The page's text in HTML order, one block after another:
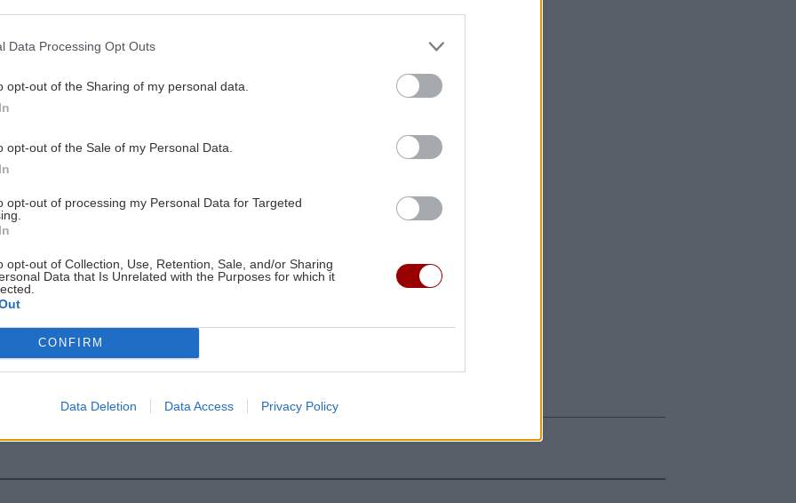
Data Processing Opt Outs
opt-out of the Sharing of my personal data.
opt-out of the Sale of my Personal Data.
opt-out of processing my Personal Data for Targeted
opt-out of Collection, Use, Retention, Sale, and/or Sharing
Data that Is Unrelated with the Purposes for which it
CONFIRM
Data Deletion Data Access Privacy Policy
Κυψέλη: «Την είδα πεσμένη στο
26χρονος που αρνείται ότι σκότωσε
ΕΛΛΑΔΑ
Με θέα τα Χανιά (φωτο)
06:56
ΚΟΣΜΟΣ
Τραγωδία στη Βόρεια Καρολίνα: Τρεις
νεκροί από ενδοοικογενειακούς
δράστης
οι ειδήσεις